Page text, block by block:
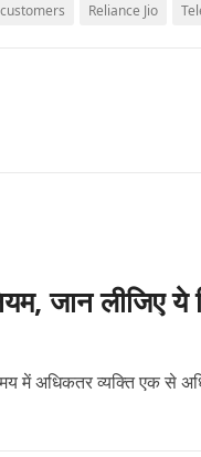
Reliance Jio
जान लीजिए ये
अधिकतर व्यक्ति एक से